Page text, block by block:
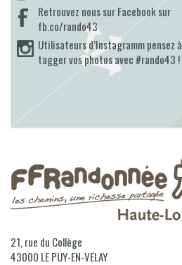
Retrouvez nous sur Facebook sur
fb.co/rando43
Utilisateurs d’Instagramm pensez à
tagger vos photos avec #rando43 !
21, rue du Collège
43000 LE PUY-EN-VELAY